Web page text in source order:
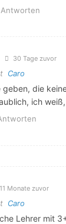
Antworten
30 Tage zuvor
Caro
geben, die
ich
11 Monate zuvor
Caro
Lehrer mit